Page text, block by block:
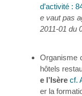
d’activité :
e vaut pas
2011-01 du
Organisme
hôtels
e l’Isère cf.
er la